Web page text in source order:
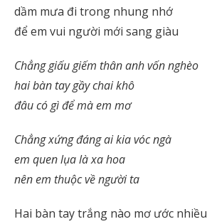
dầm mưa đi trong nhung nhớ
để em vui người mới sang giàu
Chẳng giấu giếm thân anh vốn nghèo
hai bàn tay gầy chai khô
đâu có gì để mà em mơ
Chẳng xứng đáng ai kia vóc ngà
em quen lụa là xa hoa
nên em thuộc về người ta
Hai bàn tay trắng nào mơ ước nhiều